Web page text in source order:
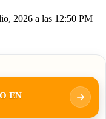
2026 a las 12:50 PM
EN